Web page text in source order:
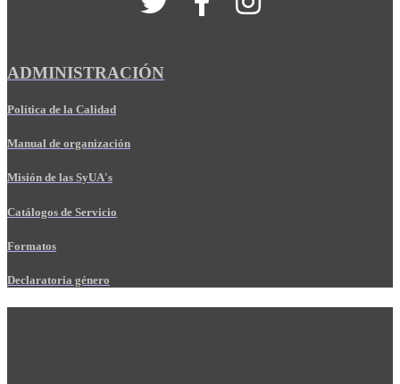
ADMINISTRACIÓN
Política de la Calidad
Manual de organización
Misión de las SyUA's
Catálogos de Servicio
Formatos
Declaratoria género